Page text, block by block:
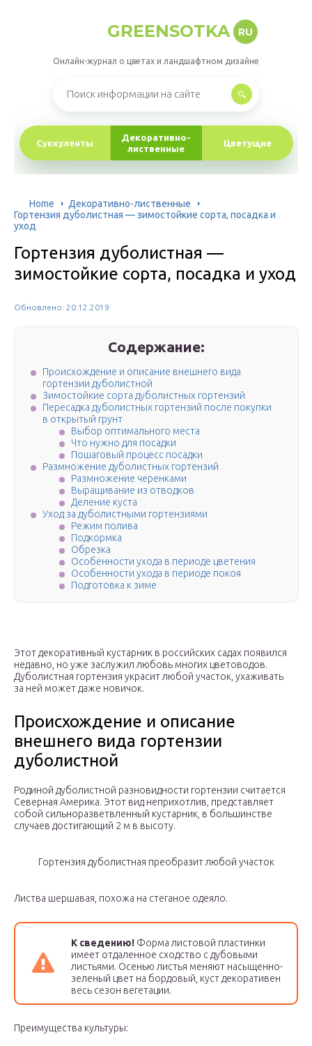
GREENSOTKA RU
Онлайн-журнал о цветах и ландшафтном дизайне
Суккуленты
Декоративно-
лиственные
Цветущие
Home
Декоративно-лиственные
Гортензия дуболистная — зимостойкие сорта, посадка и
уход
Гортензия дуболистная —
зимостойкие сорта, посадка и уход
Обновлено: 20.12.2019
Содержание:
Происхождение и описание внешнего вида
гортензии дуболистной
Зимостойкие сорта дуболистных гортензий
Пересадка дуболистных гортензий после покупки
в открытый грунт
Выбор оптимального места
Что нужно для посадки
Пошаговый процесс посадки
Размножение дуболистных гортензий
Размножение черенками
Выращивание из отводков
Деление куста
Уход за дуболистными гортензиями
Режим полива
Подкормка
Обрезка
Особенности ухода в периоде цветения
Особенности ухода в периоде покоя
Подготовка к зиме
Этот декоративный кустарник в российских садах появился
недавно, но уже заслужил любовь многих цветоводов.
Дуболистная гортензия украсит любой участок, ухаживать
за ней может даже новичок.
Происхождение и описание
внешнего вида гортензии
дуболистной
Родиной дуболистной разновидности гортензии считается
Северная Америка. Этот вид неприхотлив, представляет
собой сильноразветвленный кустарник, в большинстве
случаев достигающий 2 м в высоту.
Гортензия дуболистная преобразит любой участок
Листва шершавая, похожа на стеганое одеяло.
К сведению! Форма листовой пластинки
имеет отдаленное сходство с дубовыми
листьями. Осенью листья меняют насыщенно-
зеленый цвет на бордовый, куст декоративен
весь сезон вегетации.
Преимущества культуры: